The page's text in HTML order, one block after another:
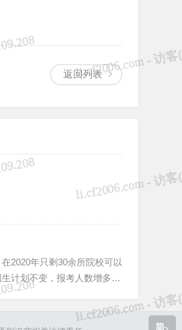
返回列表
2020年只剩30余所院校可以
计划不变，报考人数增多，